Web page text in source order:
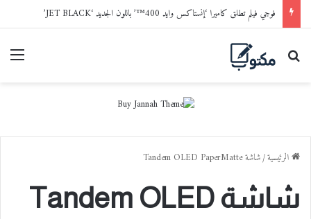
فوجي فيلم تطلق كاميرا ‘إنستاكس وايد 400™’ باللون الجديد ‘JET BLACK’
بحث عن
الرئيسية/شاشة Tandem OLED PaperMatte
شاشة Tandem OLED